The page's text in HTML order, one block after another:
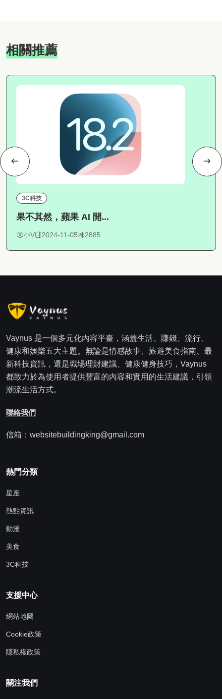
相關推薦
3C科技
果不其然，蘋果 AI 開...
小V 2024-11-05 2885
Vaynus 是一個多元化內容平臺，涵蓋生活、賺錢、流行、
健康和娛樂五大主題。無論是情感故事、旅遊美食指南、最
新科技資訊，還是職場理財建議、健康健身技巧，Vaynus
都致力於為使用者提供豐富的內容和實用的生活建議，引領
潮流生活方式。
聯絡我們
信箱：websitebuildingking@gmail.com
熱門分類
星座
熱點資訊
動漫
美食
3C科技
支援中心
網站地圖
Cookie政策
隱私權政策
關注我們